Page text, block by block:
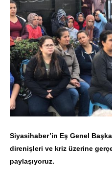
Siyasihaber’in Eş Genel
direnişleri ve kriz üzerine
paylaşıyoruz.